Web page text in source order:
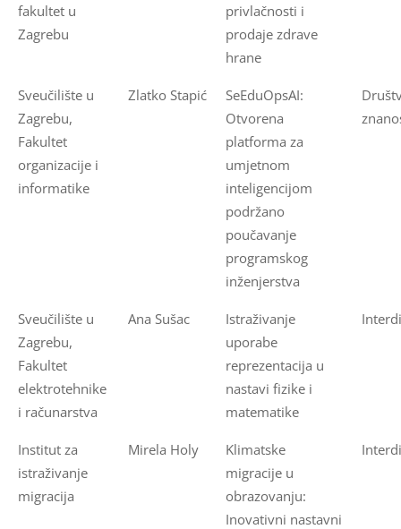
fakultet u
Zagrebu
privlačnosti i
prodaje zdrave
hrane
Sveučilište u
Zagrebu,
Fakultet
organizacije i
informatike
Zlatko Stapić
SeEduOpsAI:
Otvorena
platforma za
umjetnom
inteligencijom
podržano
poučavanje
programskog
inženjerstva
Sveučilište u
Zagrebu,
Fakultet
elektrotehnike
i računarstva
Ana Sušac
Istraživanje
uporabe
reprezentacija u
nastavi fizike i
matematike
Institut za
istraživanje
migracija
Mirela Holy
Klimatske
migracije u
obrazovanju:
Inovativni nastavni